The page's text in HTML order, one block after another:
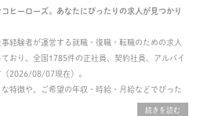
ヒーローズ。あなたにぴったりの求人が見つかり
経験者が運営する就職・復職・転職のための求人
おり、全国1785件の正社員、契約社員、アルバイ
（2026/08/07現在）。
特徴や、ご希望の年収・時給・月給などでぴった
96%の方に「満足」とお答えいただいています。